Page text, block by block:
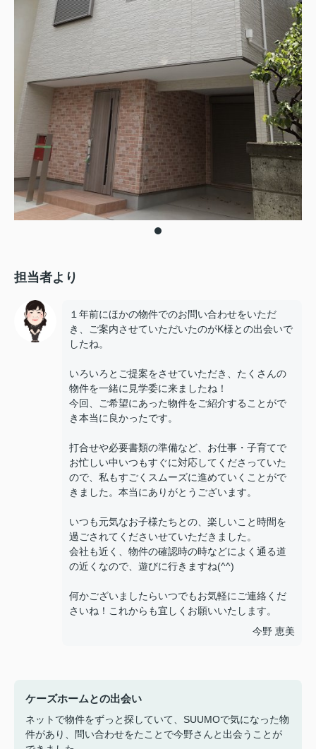
担当者より
１年前にほかの物件でのお問い合わせをいただ
き、ご案内させていただいたのがK様との出会いで
したね。
いろいろとご提案をさせていただき、たくさんの
物件を一緒に見学委に来ましたね！
今回、ご希望にあった物件をご紹介することがで
き本当に良かったです。
打合せや必要書類の準備など、お仕事・子育てで
お忙しい中いつもすぐに対応してくださっていた
ので、私もすごくスムーズに進めていくことがで
きました。本当にありがとうございます。
いつも元気なお子様たちとの、楽しいこと時間を
過ごされてくださいせていただきました。
会社も近く、物件の確認時の時などによく通る道
の近くなので、遊びに行きますね(^^)
何かございましたらいつでもお気軽にご連絡くだ
さいね！これからも宜しくお願いいたします。
今野 恵美
ケーズホームとの出会い
ネットで物件をずっと探していて、SUUMOで気になった物
件があり、問い合わせをたことで今野さんと出会うことが